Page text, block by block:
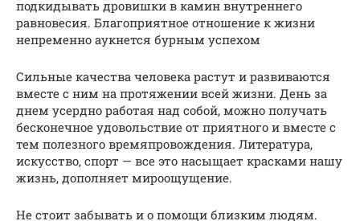
подкидывать дровишки в камин внутреннего
равновесия. Благоприятное отношение к жизни
непременно аукнется бурным успехом
Сильные качества человека растут и развиваются
вместе с ним на протяжении всей жизни. День за
днем усердно работая над собой, можно получать
бесконечное удовольствие от приятного и вместе с
тем полезного времяпровождения. Литература,
искусство, спорт — все это насыщает красками нашу
жизнь, дополняет мироощущение.
Не стоит забывать и о помощи близким людям.